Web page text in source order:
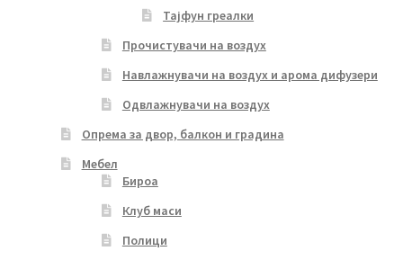
Тајфун греалки
Прочистувачи на воздух
Навлажнувачи на воздух и арома дифузери
Одвлажнувачи на воздух
Опрема за двор, балкон и градина
Мебел
Бироа
Клуб маси
Полици